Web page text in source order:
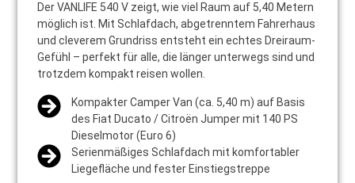
Der VANLIFE 540 V zeigt, wie viel Raum auf 5,40 Metern
möglich ist. Mit Schlafdach, abgetrenntem Fahrerhaus
und cleverem Grundriss entsteht ein echtes Dreiraum-
Gefühl – perfekt für alle, die länger unterwegs sind und
trotzdem kompakt reisen wollen.
Kompakter Camper Van (ca. 5,40 m) auf Basis
des Fiat Ducato / Citroën Jumper mit 140 PS
Dieselmotor (Euro 6)
Serienmäßiges Schlafdach mit komfortabler
Liegefläche und fester Einstiegstreppe